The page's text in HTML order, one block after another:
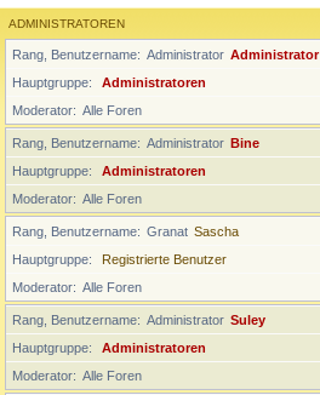
ADMINISTRATOREN
Rang, Benutzername Administrator Administrator
Hauptgruppe
Administratoren
Moderator
Alle Foren
Rang, Benutzername Administrator Bine
Hauptgruppe
Administratoren
Moderator
Alle Foren
Rang, Benutzername Granat Sascha
Hauptgruppe
Registrierte Benutzer
Moderator
Alle Foren
Rang, Benutzername Administrator Suley
Hauptgruppe
Administratoren
Moderator
Alle Foren